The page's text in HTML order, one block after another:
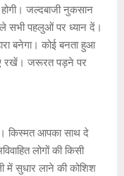
जल्दबाजी नुकसान
सभी पहलुओं पर ध्यान दें।
बनेगा। कोई बनता हुआ
रखें। जरूरत पड़ने पर
किस्मत आपका साथ दे
लोगों की किसी
में सुधार लाने की कोशिश